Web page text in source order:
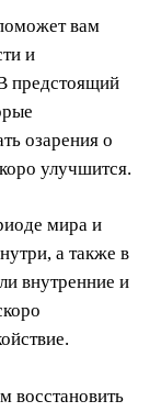
вам
и
предстоящий
озарения о
улучшится.
мира и
а также в
внутренние и
восстановить